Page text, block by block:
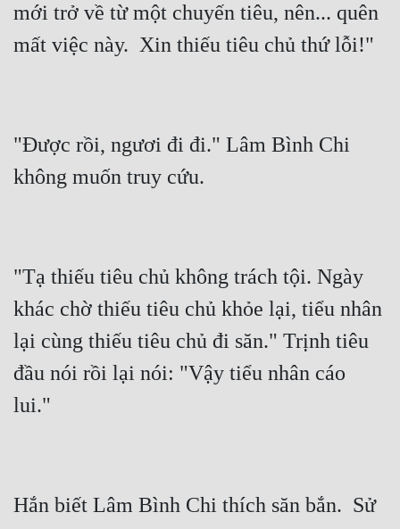
mới trở về từ một chuyến tiêu, nên... quên
"Được rồi, ngươi đi đi." Lâm Bình Chi
"Tạ thiếu tiêu chủ không trách tội. Ngày
khác chờ thiếu tiêu chủ khỏe lại, tiểu nhân
lại cùng thiếu tiêu chủ đi săn." Trịnh tiêu
đầu nói rồi lại nói: "Vậy tiểu nhân cáo
Hắn biết Lâm Bình Chi thích săn bắn.  Sử